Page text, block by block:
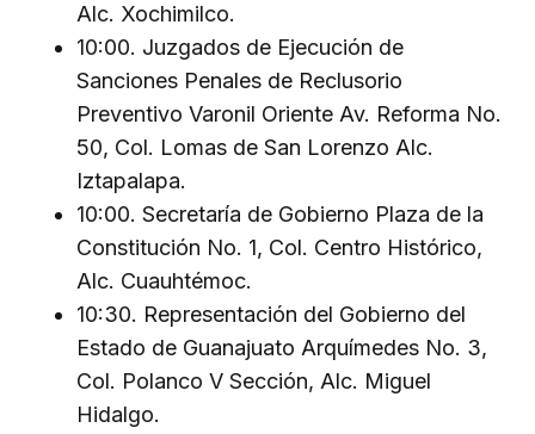
Alc. Xochimilco.
10:00. Juzgados de Ejecución de
Sanciones Penales de Reclusorio
Preventivo Varonil Oriente Av. Reforma No.
50, Col. Lomas de San Lorenzo Alc.
Iztapalapa.
10:00. Secretaría de Gobierno Plaza de la
Constitución No. 1, Col. Centro Histórico,
Alc. Cuauhtémoc.
10:30. Representación del Gobierno del
Estado de Guanajuato Arquímedes No. 3,
Col. Polanco V Sección, Alc. Miguel
Hidalgo.